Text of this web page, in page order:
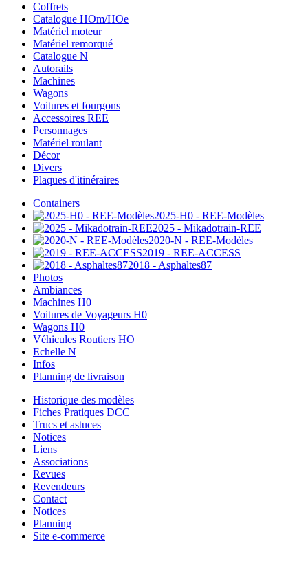
Coffrets
Catalogue HOm/HOe
Matériel moteur
Matériel remorqué
Catalogue N
Autorails
Machines
Wagons
Voitures et fourgons
Accessoires REE
Personnages
Matériel roulant
Décor
Divers
Plaques d'itinéraires
Containers
2025-H0 - REE-Modèles
2025 - Mikadotrain-REE
2020-N - REE-Modèles
2019 - REE-ACCESS
2018 - Asphaltes87
Photos
Ambiances
Machines H0
Voitures de Voyageurs H0
Wagons H0
Véhicules Routiers HO
Echelle N
Infos
Planning de livraison
Historique des modèles
Fiches Pratiques DCC
Trucs et astuces
Notices
Liens
Associations
Revues
Revendeurs
Contact
Notices
Planning
Site e-commerce